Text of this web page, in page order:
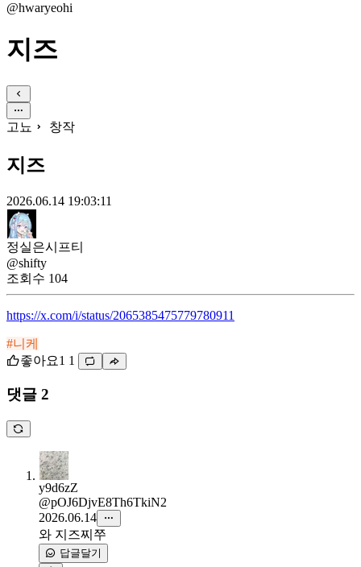
@hwaryeohi
지즈
고뇨 창작
지즈
2026.06.14 19:03:11
정실은시프티
@shifty
조회수 104
https://x.com/i/status/2065385475779780911
#니케
좋아요1 1
댓글 2
y9d6zZ
@pOJ6DjvE8Th6TkiN2
2026.06.14
와 지즈찌쭈
답글달기